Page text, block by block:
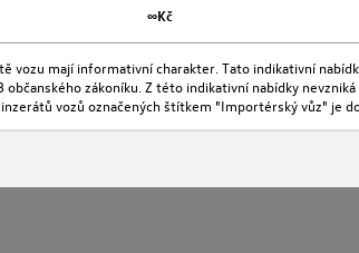
∞Kč
vozu mají informativní charakter. Tato indikativní
zákoníku. Z této indikativní nabídky
vozů označených štítkem "Importérský vůz" je